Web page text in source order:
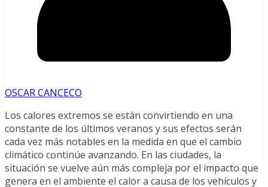
OSCAR CANCECO
Los calores extremos se están convirtiendo en una
constante de los últimos veranos y sus efectos serán
cada vez más notables en la medida en que el cambio
climático continúe avanzando. En las ciudades, la
situación se vuelve aún más compleja por el impacto que
genera en el ambiente el calor a causa de los vehículos y